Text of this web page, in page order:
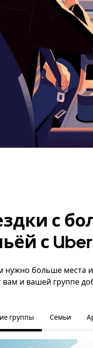
с
с Uber
нужно больше места
вам и вашей группе
группы Семьи